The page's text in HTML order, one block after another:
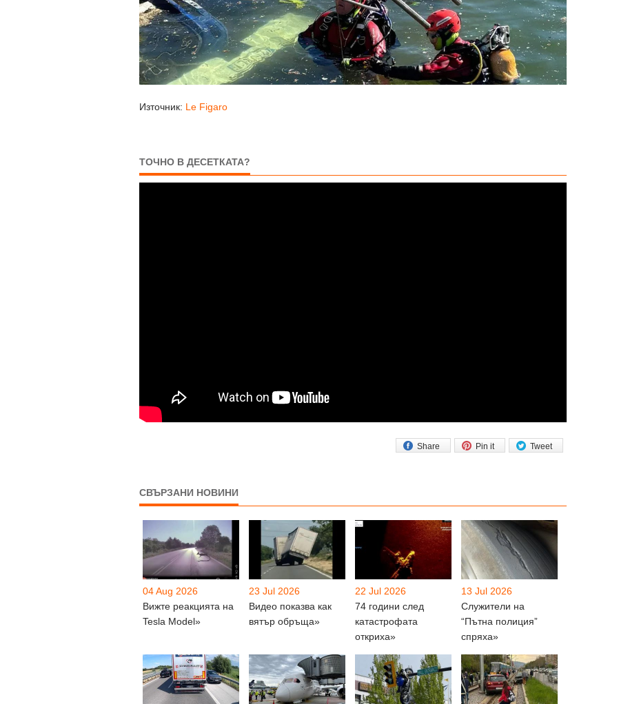
Източник: Le Figaro
ТОЧНО В ДЕСЕТКАТА?
Tweet
Pin it
Share
СВЪРЗАНИ НОВИНИ
04 Aug 2026
Вижте реакцията на
Tesla Model»
23 Jul 2026
Видео показва как
вятър обръща»
22 Jul 2026
74 години след
катастрофата
откриха»
13 Jul 2026
Служители на
“Пътна полиция”
спряха»